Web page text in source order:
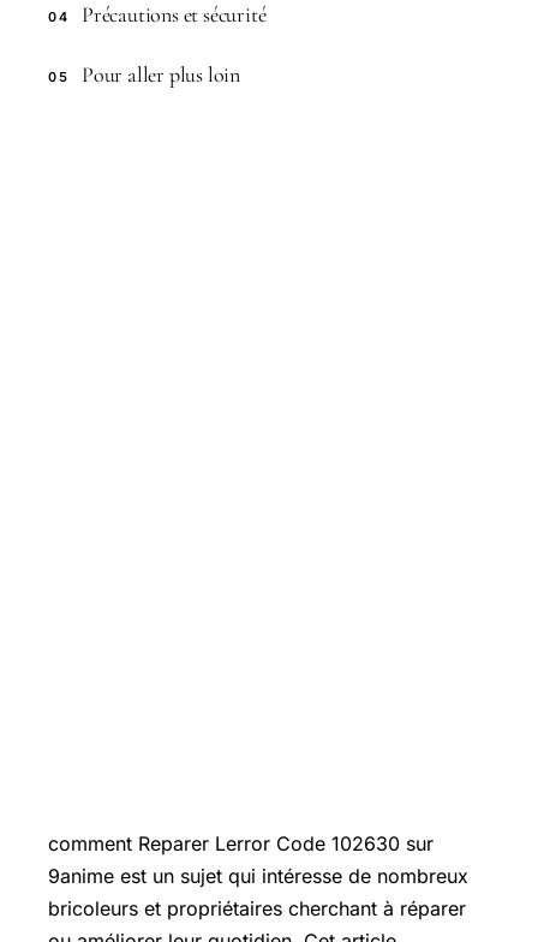
04 Précautions et sécurité
05 Pour aller plus loin
comment Reparer Lerror Code 102630 sur
9anime est un sujet qui intéresse de nombreux
bricoleurs et propriétaires cherchant à réparer